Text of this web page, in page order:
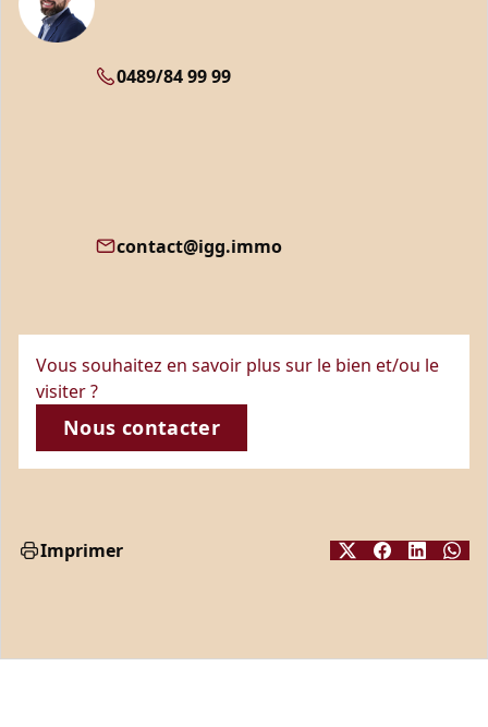
0489/84 99 99
contact@igg.immo
Vous souhaitez en savoir plus sur le bien et/ou le
visiter ?
Nous contacter
Imprimer